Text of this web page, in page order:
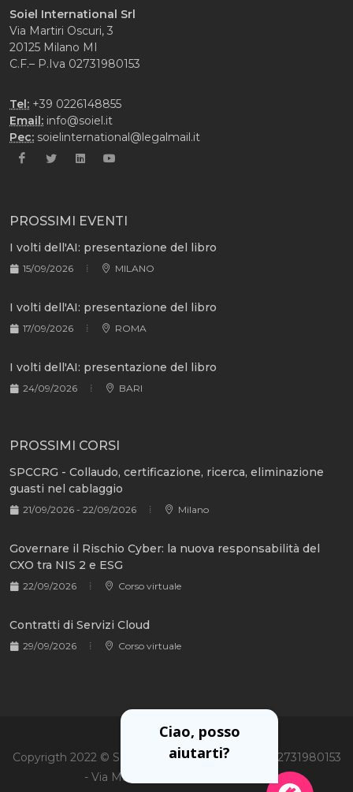
Soiel International Srl
Via Martiri Oscuri, 3
20125 Milano MI
C.F.– P.Iva 02731980153
Tel: +39 0226148855
Email: info@soiel.it
Pec: soielinternational@legalmail.it
PROSSIMI EVENTI
I volti dell'AI: presentazione del libro
15/09/2026 MILANO
I volti dell'AI: presentazione del libro
17/09/2026 ROMA
I volti dell'AI: presentazione del libro
24/09/2026 BARI
PROSSIMI CORSI
SPCCRG - Collaudo, certificazione, ricerca, eliminazione
guasti nel cablaggio
21/09/2026 - 22/09/2026 Milano
Governare il Rischio Cyber: la nuova responsabilità del
CXO tra NIS 2 e ESG
22/09/2026 Corso virtuale
Contratti di Servizi Cloud
29/09/2026 Corso virtuale
Copyrigth 2022 © Soiel International Srl - P.Iva 02731980153
- Via Martiri Oscuri 3, 20125 Milano
Ciao, posso
aiutarti?